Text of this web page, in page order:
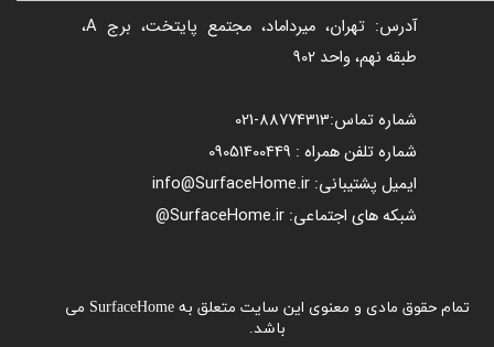
آدرس: تهران، میرداماد، مجتمع پایتخت، برج A،
طبقه نهم، واحد 902
شماره تماس:88774313​​​​​​​
-021​​​​​​​
شماره تلفن همراه : 09051400449
ایمیل پشتیبانی: info@SurfaceHome.ir
شبکه های اجتماعی: SurfaceHome.ir@
تمام حقوق مادی و معنوی این سایت متعلق به SurfaceHome می
باشد.